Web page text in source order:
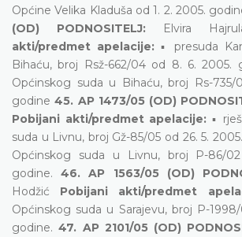
Općine Velika Kladuša od 1. 2. 2005.
(OD) PODNOSITELJ:
Elvira
akti/predmet apelacije: ▪ presuda
Bihaću, broj Rsž-662/04 od 8. 6. 2005.
Općinskog suda u Bihaću, broj Rs-735/
godine45. AP 1473/05 (OD)
Pobijani akti/predmet apelacije: ▪
suda u Livnu, broj Gž-85/05 od 26. 5.
Općinskog suda u Livnu, broj P-86/
godine.46. AP 1563/05 (OD)
Hodžić Pobijani akti/predmet
Općinskog suda u Sarajevu, broj P-
godine.47. AP 2101/05 (OD)